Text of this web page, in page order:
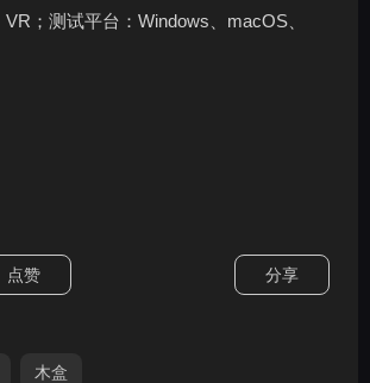
；测试平台：Windows、macOS、
点赞 分享
木盒